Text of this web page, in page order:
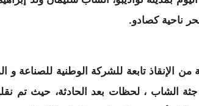
ناحية كصادو.
الإنقاذ تابعة للشركة الوطنية للصناعة و
الشاب ، لحظات بعد الحادثة، حيث تم